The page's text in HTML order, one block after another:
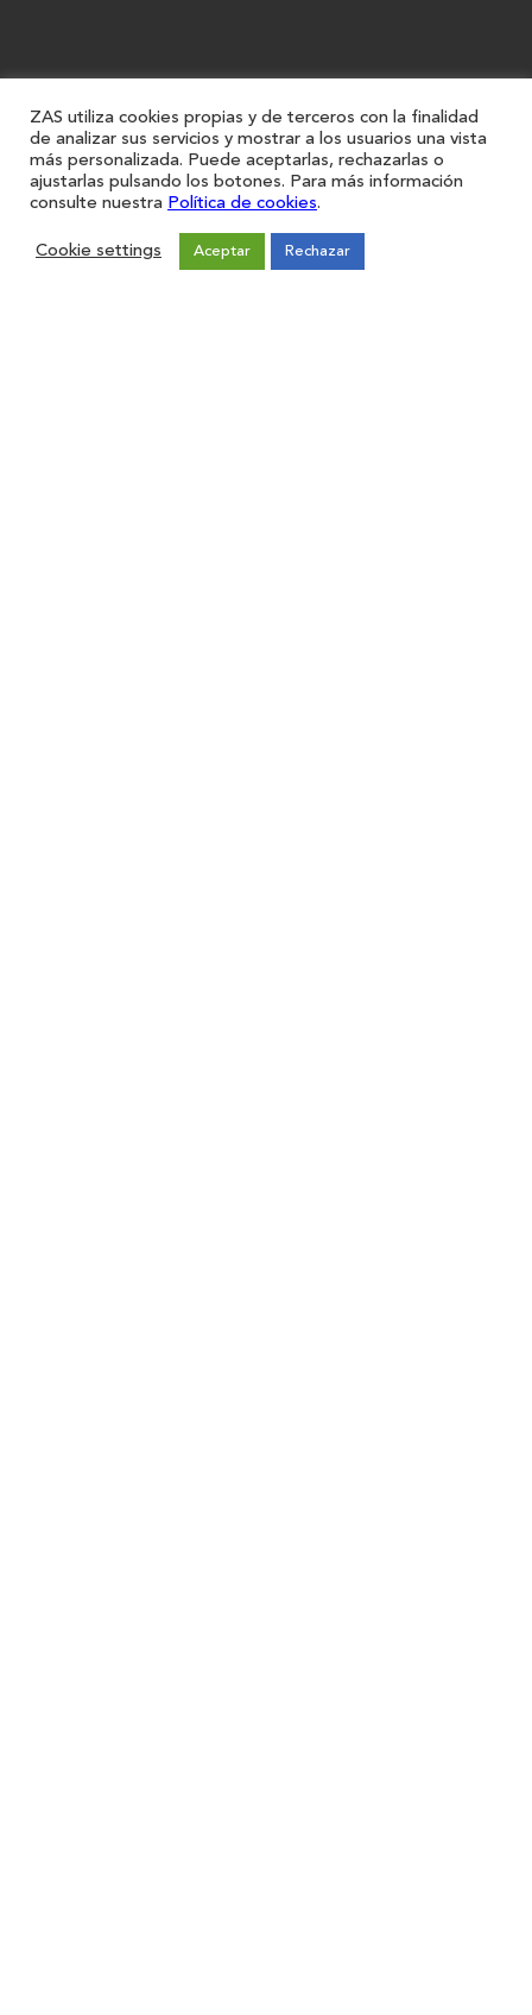
ZAS utiliza cookies propias y de terceros con la finalidad
de analizar sus servicios y mostrar a los usuarios una vista
más personalizada. Puede aceptarlas, rechazarlas o
ajustarlas pulsando los botones. Para más información
consulte nuestra Política de cookies.
Cookie settings Aceptar Rechazar